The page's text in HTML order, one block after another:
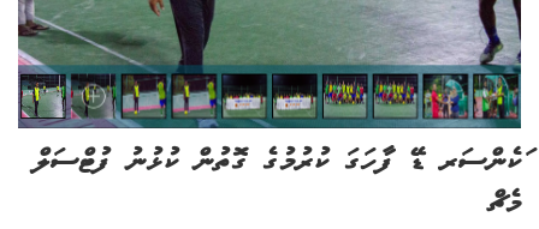
ަކެންސަރ ޑޭ ފާހަގަ ކުރުމުގެ ގޮތުން ކުޅުނު ފުޓްސަލް
މެޗް